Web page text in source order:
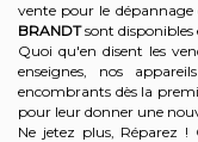
vente pour le dépannage
BRANDTsont disponibles
Quoi qu'en disent les
enseignes, nos
encombrants dès la
pour leur donner une
Ne jetez plus, Réparez !